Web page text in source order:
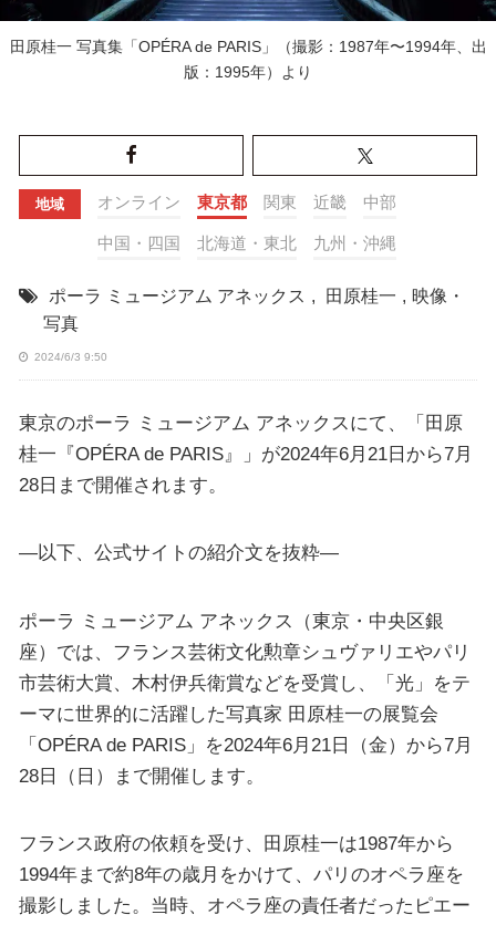
田原桂一 写真集「OPÉRA de PARIS」（撮影：1987年〜1994年、出
版：1995年）より
地域 オンライン 東京都 関東 近畿 中部
中国・四国 北海道・東北 九州・沖縄
ポーラ ミュージアム アネックス , 田原桂一 , 映像・
写真
2024/6/3 9:50
東京のポーラ ミュージアム アネックスにて、「田原
桂一『OPÉRA de PARIS』」が2024年6月21日から7月
28日まで開催されます。
—以下、公式サイトの紹介文を抜粋—
ポーラ ミュージアム アネックス（東京・中央区銀
座）では、フランス芸術文化勲章シュヴァリエやパリ
市芸術大賞、木村伊兵衛賞などを受賞し、「光」をテ
ーマに世界的に活躍した写真家 田原桂一の展覧会
「OPÉRA de PARIS」を2024年6月21日（金）から7月
28日（日）まで開催します。
フランス政府の依頼を受け、田原桂一は1987年から
1994年まで約8年の歳月をかけて、パリのオペラ座を
撮影しました。当時、オペラ座の責任者だったピエー